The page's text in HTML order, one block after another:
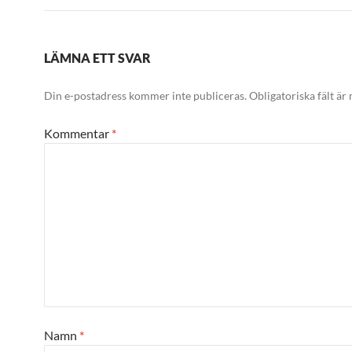
LÄMNA ETT SVAR
Din e-postadress kommer inte publiceras. Obligatoriska fält är
Kommentar *
Namn *